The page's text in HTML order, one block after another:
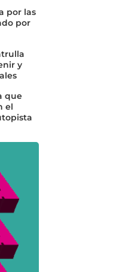
por las
por
y
que
el